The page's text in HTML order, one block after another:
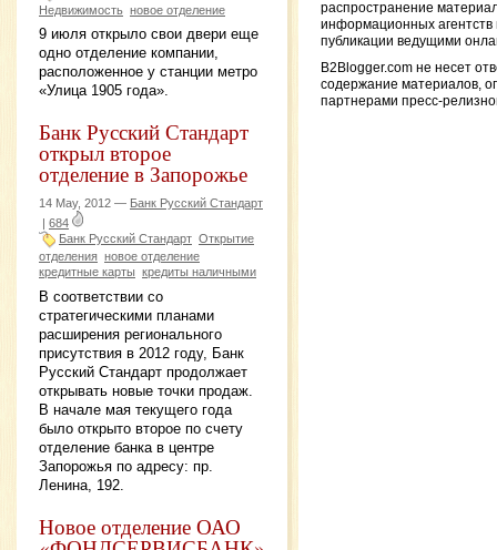
Недвижимость новое отделение
9 июля открыло свои двери еще
одно отделение компании,
расположенное у станции метро
«Улица 1905 года».
Банк Русский Стандарт
открыл второе
отделение в Запорожье
14 May, 2012 — Банк Русский Стандарт
| 684
Банк Русский Стандарт Открытие
отделения новое отделение
кредитные карты кредиты наличными
В соответствии со
стратегическими планами
расширения регионального
присутствия в 2012 году, Банк
Русский Стандарт продолжает
открывать новые точки продаж.
В начале мая текущего года
было открыто второе по счету
отделение банка в центре
Запорожья по адресу: пр.
Ленина, 192.
Новое отделение ОАО
распространение
информационных агентств
публикации ведущими
B2Blogger.com не несет
содержание материалов,
партнерами пресс-